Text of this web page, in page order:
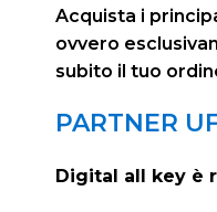
Acquista i
ovvero
subito il tuo
PARTNER
Digital all key è